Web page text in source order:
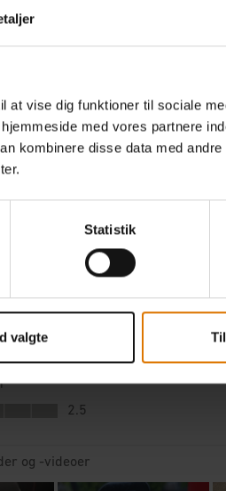
at vise dig funktioner til sociale
med vores partnere
kombinere disse data med
Statistik
valgte